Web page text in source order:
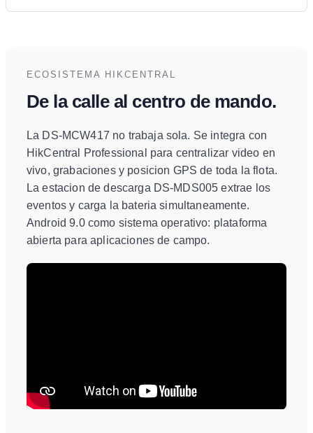
ECOSISTEMA HIKCENTRAL
De la calle al centro de mando.
La DS-MCW417 no trabaja sola. Se integra con
HikCentral Professional para centralizar video en
vivo, grabaciones y posicion GPS de toda la flota.
La estacion de descarga DS-MDS005 extrae los
eventos y carga la bateria simultaneamente.
Android 9.0 como sistema operativo: plataforma
abierta para aplicaciones de campo.